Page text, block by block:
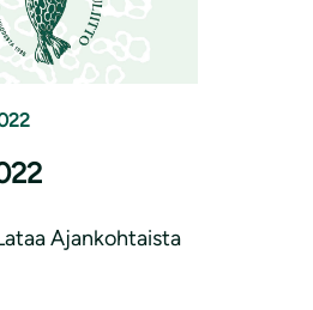
Ajankohtaista